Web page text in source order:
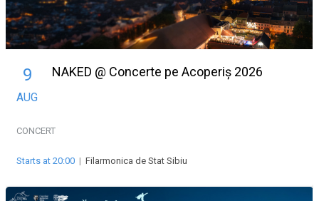
9
AUG
NAKED @ Concerte pe Acoperiș 2026
CONCERT
Starts at 20:00 | Filarmonica de Stat Sibiu